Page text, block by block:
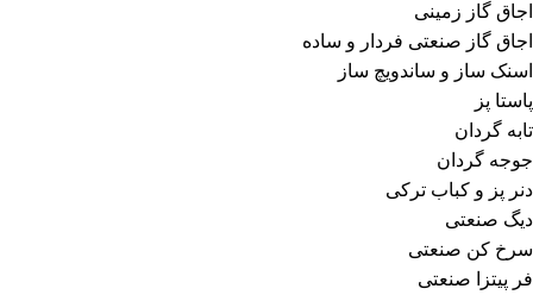
اجاق گاز زمینی
اجاق گاز صنعتی فردار و ساده
اسنک ساز و ساندویچ ساز
پاستا پز
تابه گردان
جوجه گردان
دنر پز و کباب ترکی
دیگ صنعتی
سرخ کن صنعتی
فر پیتزا صنعتی